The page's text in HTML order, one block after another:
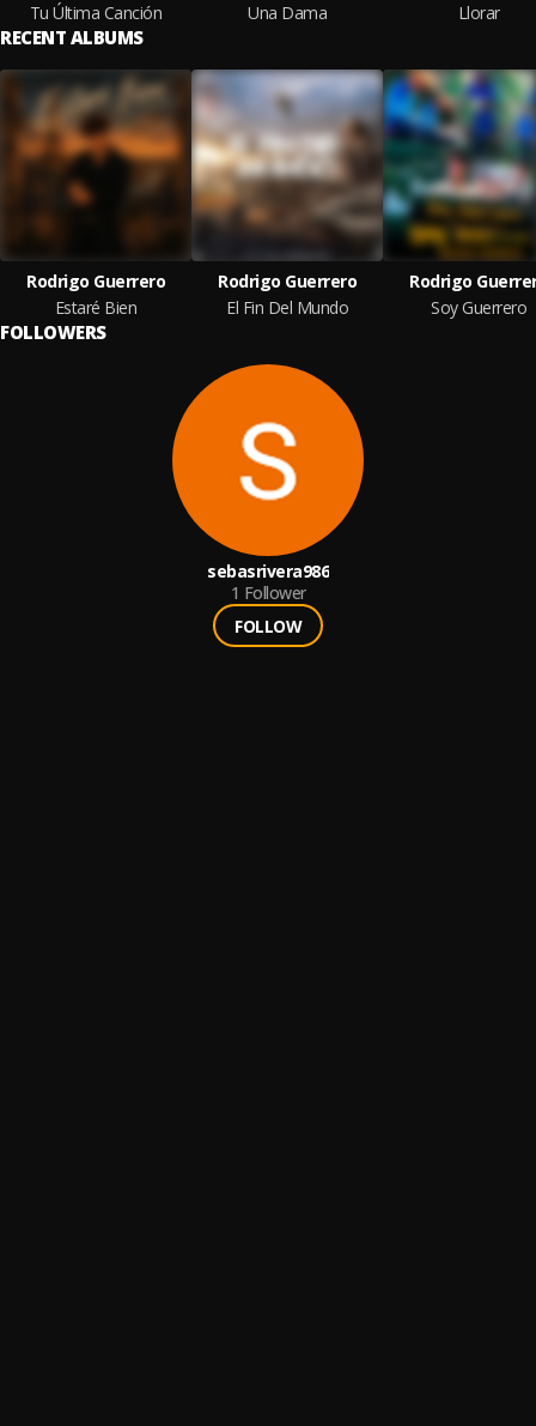
Tu Última Canción
Una Dama
Llorar
RECENT ALBUMS
Rodrigo Guerrero
Estaré Bien
Rodrigo Guerrero
El Fin Del Mundo
Rodrigo
Soy Guerrero
FOLLOWERS
sebasrivera986
1 Follower
FOLLOW